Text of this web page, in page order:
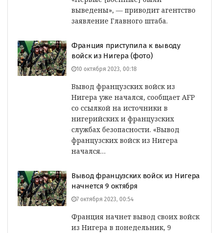
выведены», — приводит агентство
заявление Главного штаба.
Франция приступила к выводу
войск из Нигера (фото)
10 октября 2023, 00:18
Вывод французских войск из
Нигера уже начался, сообщает AFP
со ссылкой на источники в
нигерийских и французских
службах безопасности. «Вывод
французских войск из Нигера
начался…
Вывод французских войск из Нигера
начнется 9 октября
7 октября 2023, 00:54
Франция начнет вывод своих войск
из Нигера в понедельник, 9